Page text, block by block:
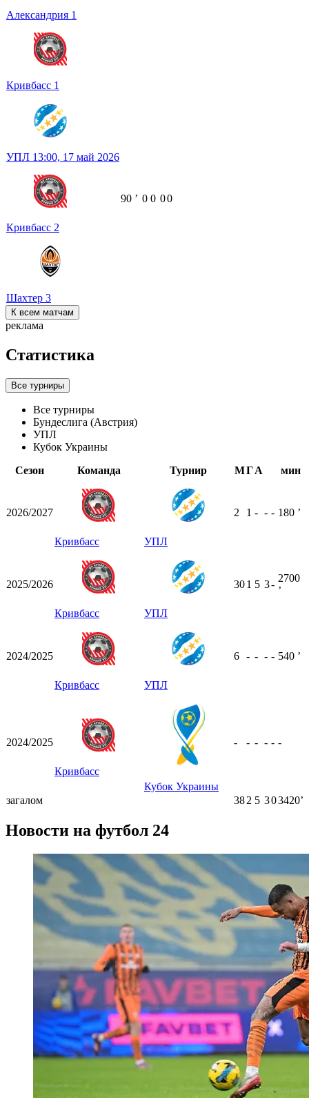
Александрия 1
Кривбасс 1
УПЛ 13:00, 17 май 2026
Кривбасс 2
Шахтер 3
90 ʼ 0 0 00
К всем матчам
реклама
Статистика
Все турниры
Все турниры
Бундеслига (Австрия)
УПЛ
Кубок Украины
Сезон
Команда Турнир МГА мин
2026/2027
Кривбасс УПЛ
2 1 - - - 180 ʼ
2025/2026
Кривбасс УПЛ
301 5 3-
2700
ʼ
2024/2025
Кривбасс УПЛ
6 - - - - 540 ʼ
2024/2025
Кривбасс
Кубок Украины
- - - - - -
загалом 382 5 303420ʼ
Новости на футбол 24